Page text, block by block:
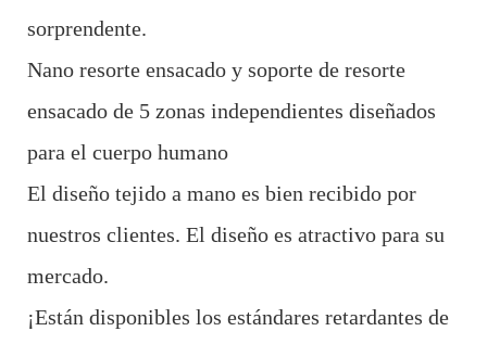
sorprendente.
Nano resorte ensacado y soporte de resorte
ensacado de 5 zonas independientes diseñados
para el cuerpo humano
El diseño tejido a mano es bien recibido por
nuestros clientes. El diseño es atractivo para su
mercado.
¡Están disponibles los estándares retardantes de